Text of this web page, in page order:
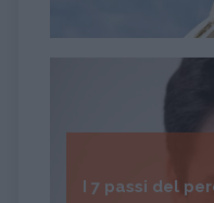
I 7 passi del